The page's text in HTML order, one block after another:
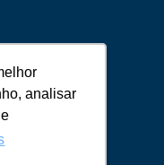
analisar
analisar